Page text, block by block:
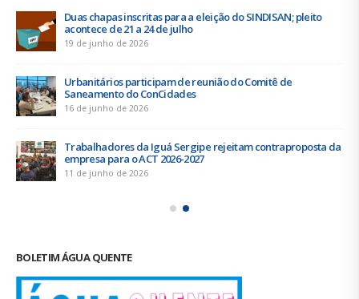
Duas chapas inscritas para a eleição do SINDISAN; pleito
acontece de 21 a 24 de julho
19 de junho de 2026
Urbanitários participam de reunião do Comitê de
Saneamento do ConCidades
16 de junho de 2026
Trabalhadores da Iguá Sergipe rejeitam contraproposta da
empresa para o ACT 2026-2027
11 de junho de 2026
BOLETIM ÁGUA QUENTE